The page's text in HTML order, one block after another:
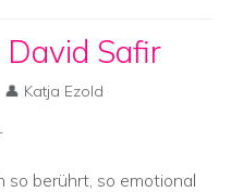
David Safir
Katja Ezold
so berührt, so emotional